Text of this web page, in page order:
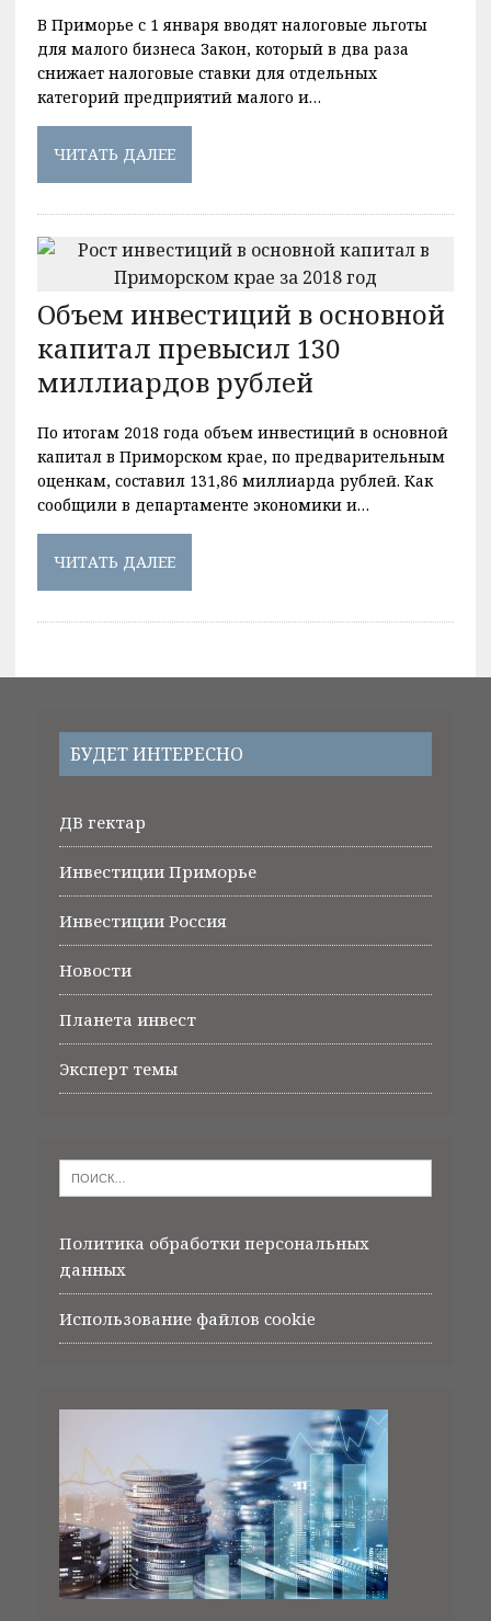
В Приморье с 1 января вводят налоговые льготы
для малого бизнеса Закон, который в два раза
снижает налоговые ставки для отдельных
категорий предприятий малого и…
ЧИТАТЬ ДАЛЕЕ
Объем инвестиций в основной
капитал превысил 130
миллиардов рублей
По итогам 2018 года объем инвестиций в основной
капитал в Приморском крае, по предварительным
оценкам, составил 131,86 миллиарда рублей. Как
сообщили в департаменте экономики и…
ЧИТАТЬ ДАЛЕЕ
БУДЕТ ИНТЕРЕСНО
ДВ гектар
Инвестиции Приморье
Инвестиции Россия
Новости
Планета инвест
Эксперт темы
Политика обработки персональных
данных
Использование файлов cookie